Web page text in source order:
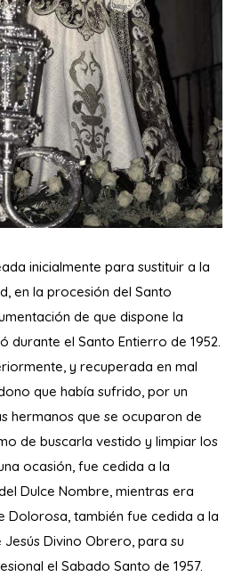
inicialmente para sustituir a la
en la procesión del Santo
de que dispone la
durante el Santo Entierro de 1952.
y recuperada en mal
que había sufrido, por un
hermanos que se ocuparon de
de buscarla vestido y limpiar los
ocasión, fue cedida a la
Dulce Nombre, mientras era
Dolorosa, también fue cedida a la
Jesús Divino Obrero, para su
el Sabado Santo de 1957.